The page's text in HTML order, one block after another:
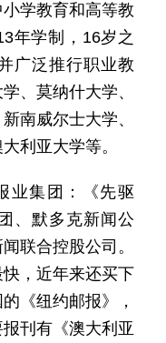
学教育和高等教
年学制，16岁之
广泛推行职业教
、莫纳什大学、
南威尔士大学、
利亚大学等。
业集团：《先驱
、默多克新闻公
联合控股公司。
，近年来还买下
《纽约邮报》，
刊有《澳大利亚